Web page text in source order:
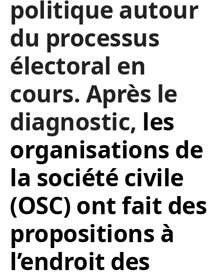
politique autour
du processus
électoral en
cours. Après le
diagnostic, les
organisations de
la société civile
(OSC) ont fait des
propositions à
l’endroit des